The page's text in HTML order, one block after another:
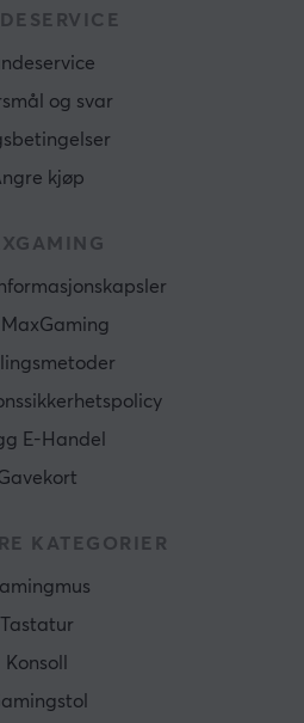
og svar
kjøp
E-Handel
KATEGORIER
Tastatur
Konsoll